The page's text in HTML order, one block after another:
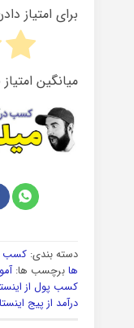
برای امتیاز
میانگین امتیاز
دسته بندی: کسب
هابرچسب ها:
کسب پول از
درآمد از پیج